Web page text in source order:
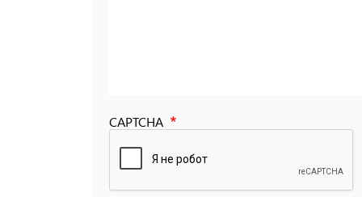
CAPTCHA